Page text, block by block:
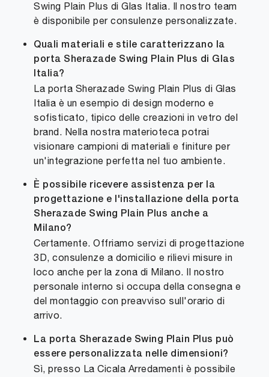
Swing Plain Plus di Glas Italia. Il nostro team
è disponibile per consulenze personalizzate.
Quali materiali e stile caratterizzano la
porta Sherazade Swing Plain Plus di Glas
Italia?
La porta Sherazade Swing Plain Plus di Glas
Italia è un esempio di design moderno e
sofisticato, tipico delle creazioni in vetro del
brand. Nella nostra materioteca potrai
visionare campioni di materiali e finiture per
un'integrazione perfetta nel tuo ambiente.
È possibile ricevere assistenza per la
progettazione e l'installazione della porta
Sherazade Swing Plain Plus anche a
Milano?
Certamente. Offriamo servizi di progettazione
3D, consulenze a domicilio e rilievi misure in
loco anche per la zona di Milano. Il nostro
personale interno si occupa della consegna e
del montaggio con preavviso sull'orario di
arrivo.
La porta Sherazade Swing Plain Plus può
essere personalizzata nelle dimensioni?
Sì, presso La Cicala Arredamenti è possibile